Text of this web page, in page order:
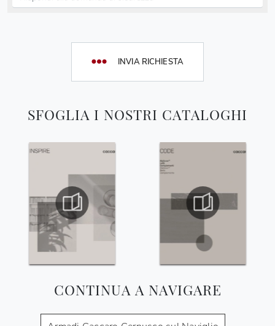
SFOGLIA I NOSTRI CATALOGHI
CONTINUA A NAVIGARE
INVIA RICHIESTA